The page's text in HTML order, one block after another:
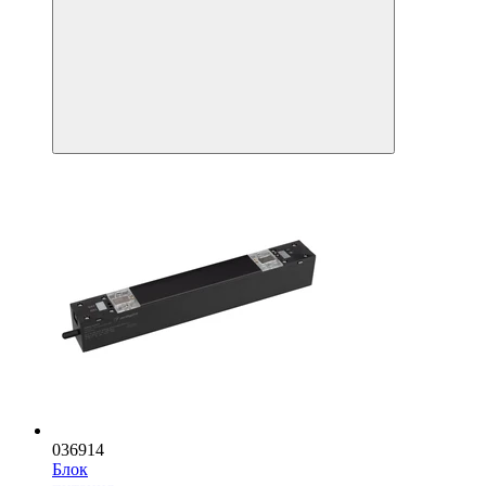
036914
Блок